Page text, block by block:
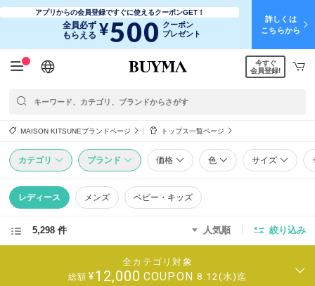
アプリからの会員登録ですぐに使えるクーポンGET！
全員必ず
もらえる ¥500 クーポン
プレゼント
詳しくは
こちらから
日本語
English
简体中文
繁體中文
今すぐ
会員登録!
MAISON KITSUNEブランドページ トップス一覧ページ
カテゴリ ブランド 価格 色 サイズ
レディース メンズ ベビー・キッズ
5,298 件 人気順 絞り込み
全カテゴリ対象
総額 ¥12,000 COUPON 8.12(水)迄